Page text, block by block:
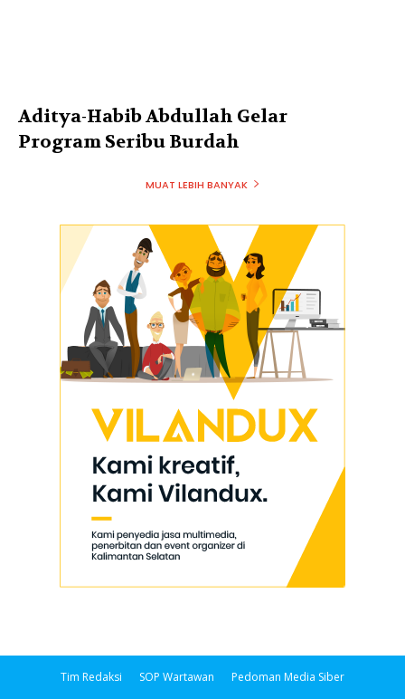
Aditya-Habib Abdullah Gelar
Program Seribu Burdah
MUAT LEBIH BANYAK
Tim Redaksi SOP Wartawan Pedoman Media Siber